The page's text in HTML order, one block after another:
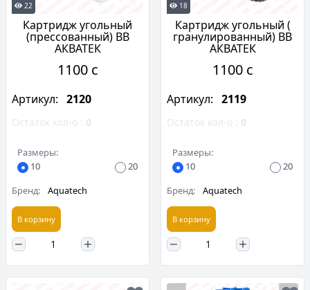
22
Картридж угольный
(прессованный) ВВ
АКВАТЕК
1100 c
Артикул: 2120
Остаток кол-о : 0
Размеры:
10
20
Бренд:
Aquatech
В корзину
18
Картридж угольный (
гранулированный) ВВ
АКВАТЕК
1100 c
Артикул: 2119
Остаток кол-о : 0
Размеры:
10
20
Бренд:
Aquatech
В корзину